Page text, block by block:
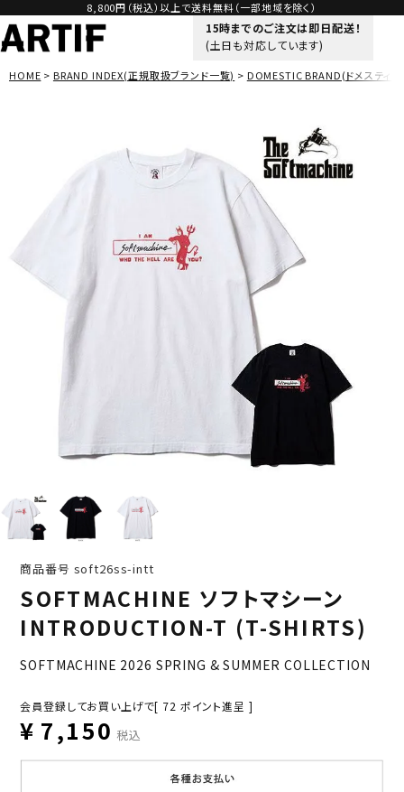
8,800円（税込）以上で送料無料（一部地域を除く）
15時までのご注文は即日配送！
(土日も対応しています)
HOME BRAND INDEX(正規取扱ブランド一覧) DOMESTIC BRAND(ドメスティッ
商品番号 soft26ss-intt
SOFTMACHINE ソフトマシーン
INTRODUCTION-T (T-SHIRTS)
SOFTMACHINE 2026 SPRING & SUMMER COLLECTION
会員登録してお買い上げで[ 72 ポイント進呈 ]
¥ 7,150 税込